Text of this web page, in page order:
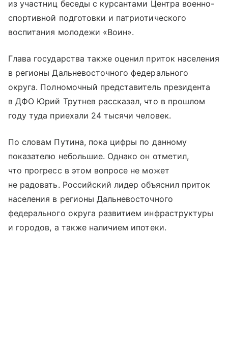
из участниц беседы с курсантами Центра военно-
спортивной подготовки и патриотического
воспитания молодежи «Воин».
Глава государства также оценил приток населения
в регионы Дальневосточного федерального
округа. Полномочный представитель президента
в ДФО Юрий Трутнев рассказал, что в прошлом
году туда приехали 24 тысячи человек.
По словам Путина, пока цифры по данному
показателю небольшие. Однако он отметил,
что прогресс в этом вопросе не может
не радовать. Российский лидер объяснил приток
населения в регионы Дальневосточного
федерального округа развитием инфраструктуры
и городов, а также наличием ипотеки.